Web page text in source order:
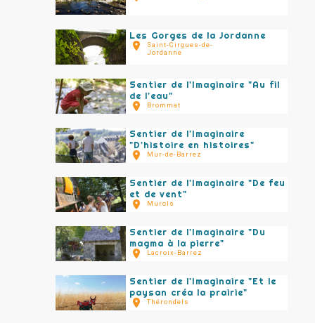
Les Gorges de la Jordanne
Saint-Cirgues-de-
Jordanne
Sentier de l'Imaginaire "Au fil
de l'eau"
Brommat
Sentier de l'Imaginaire
"D'histoire en histoires"
Mur-de-Barrez
Sentier de l'Imaginaire "De feu
et de vent"
Murols
Sentier de l'Imaginaire "Du
magma à la pierre"
Lacroix-Barrez
Sentier de l'Imaginaire "Et le
paysan créa la prairie"
Thérondels